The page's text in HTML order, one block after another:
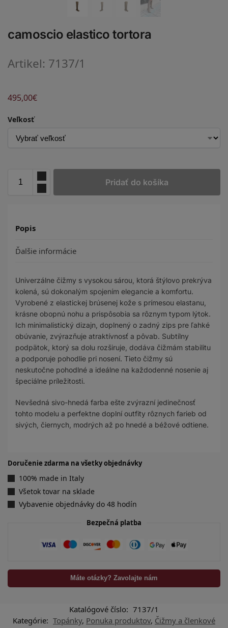
camoscio elastico tortora
Artikel: 7137/1
495,00€
Veľkosť
Pridať do košíka
Popis
Ďalšie informácie
Univerzálne čižmy s vysokou sárou, ktorá štýlovo prekrýva
kolená, sú dokonalým spojením elegancie a komfortu.
Vyrobené z elastickej brúsenej kože s prímesou elastanu,
krásne obopnú nohu a prispôsobia sa rôznym typom lýtok.
Ich minimalistický dizajn, doplnený o zadný zips pre ľahké
obúvanie, zvýrazňuje atraktívnosť a pôvab. Subtílny
podpätok, ktorý sa dolu rozširuje, dodáva čižmám stabilitu
a podporuje pohodlie pri nosení. Tieto čižmy sú
neskutočne pohodlné a ideálne na každodenné nosenie aj
špeciálne príležitosti.
Nevšedná sivo-hnedá farba ešte zvýrazní jedinečnosť
tohto modelu a perfektne doplní outfity rôznych farieb od
sivých, čiernych, modrých až po hnedé a béžové odtiene.
Doručenie zdarma na všetky objednávky
100% made in Italy
Všetok tovar na sklade
Vybavenie objednávky do 48 hodín
Bezpečná platba
Máte otázky? Zavolajte nám
Katalógové číslo: 7137/1
Kategórie: Topánky, Ponuka produktov, Čižmy a členkové